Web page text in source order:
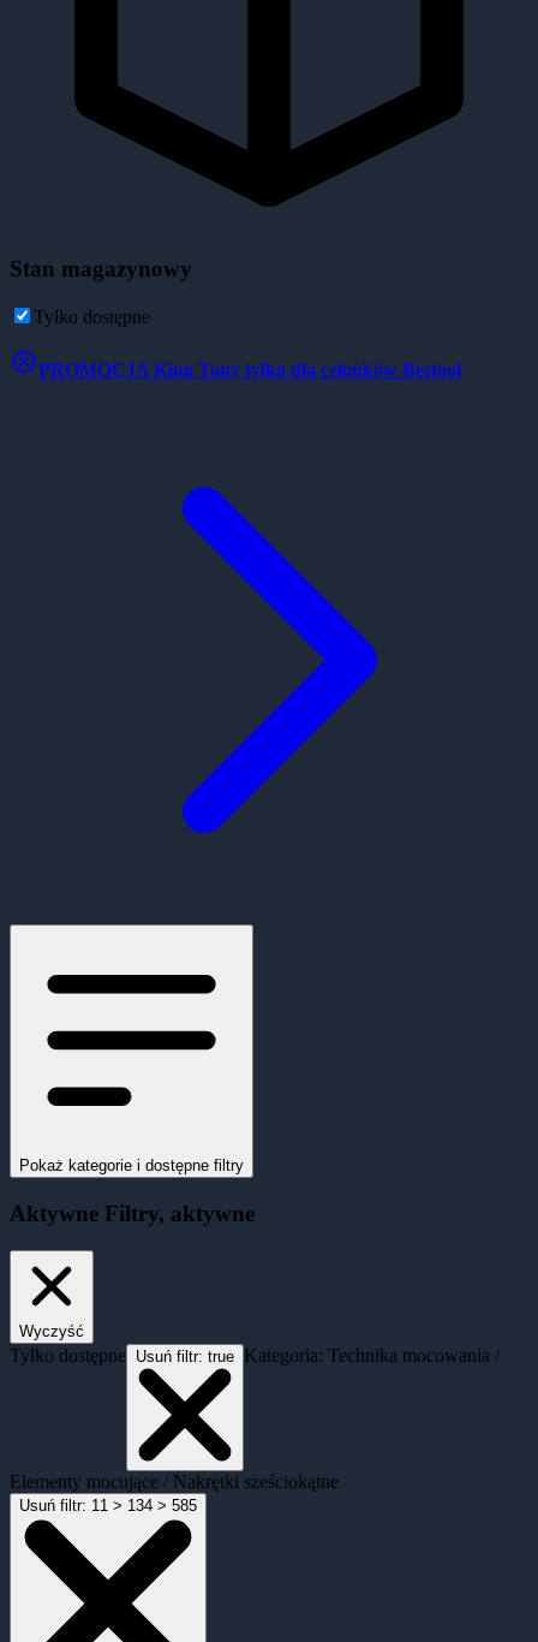
Stan magazynowy
Tylko dostępne
PROMOCJA King Tony tylko dla członków Bestool
Pokaż kategorie i dostępne filtry
Aktywne Filtry, aktywne
Wyczyść
Tylko dostępne Usuń filtr: true Kategoria: Technika mocowania /
Elementy mocujące / Nakrętki sześciokątne
Usuń filtr: 11 > 134 > 585